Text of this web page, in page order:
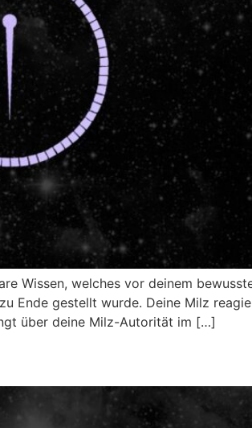
Wissen, welches vor deinem
Ende gestellt wurde. Deine Milz
über deine Milz-Autorität im […]